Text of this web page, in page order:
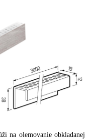
na olemovanie obkladanej